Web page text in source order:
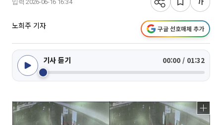
입력 2026-06-16 16:34
노희주 기자 구글 선호매체 추가
기사 듣기 00:00 / 01:32